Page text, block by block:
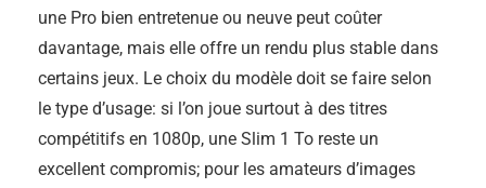
une Pro bien entretenue ou neuve peut coûter
davantage, mais elle offre un rendu plus stable dans
certains jeux. Le choix du modèle doit se faire selon
le type d’usage: si l’on joue surtout à des titres
compétitifs en 1080p, une Slim 1 To reste un
excellent compromis; pour les amateurs d’images